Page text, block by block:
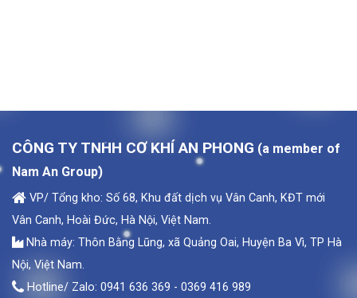
CÔNG TY TNHH CƠ KHÍ AN PHONG (a member of
Nam An Group)
VP/ Tổng kho: Số 68, Khu đất dịch vụ Vân Canh, KĐT mới
Vân Canh, Hoài Đức, Hà Nội, Việt Nam.
Nhà máy: Thôn Bằng Lũng, xã Quảng Oai, Huyện Ba Vì, TP Hà
Nội, Việt Nam.
Hotline/ Zalo: 0941 636 369 - 0369 416 989